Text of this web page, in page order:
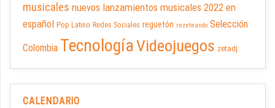
musicales nuevos lanzamientos musicales 2022 en
español Pop Latino Redes Sociales reguetón rezeteando Selección
Colombia TecnologíaVideojuegos zetadj
CALENDARIO